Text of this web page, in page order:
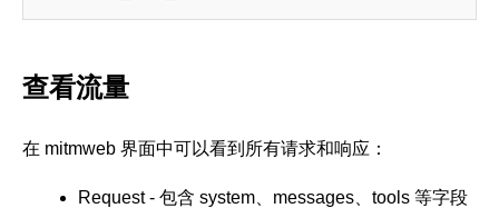
查看流量
在 mitmweb 界面中可以看到所有请求和响应：
Request - 包含 system、messages、tools 等字段